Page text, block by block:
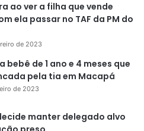
ao ver a filha que vende
ela passar no TAF da PM do
de 2023
bebê de 1 ano e 4 meses que
pela tia em Macapá
de 2023
manter delegado alvo